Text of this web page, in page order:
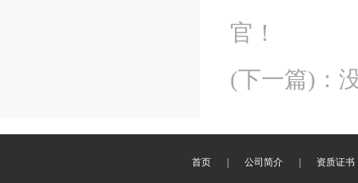
官！
(下一篇) ：
首页 公司简介 资质证书